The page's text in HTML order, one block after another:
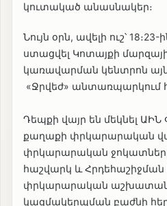
կուտակած անասնակեր։
Նույն օրն, ավելի ուշ՝
ստացվել Կոտայքի
կառավարման կենտրոն
«Ջրվեժ» անտառպարկում
Դեպքի վայր են մեկնել
քաղաքի փրկարարական
փրկարարական
հաշվարկ և Հրդեհաշիջման
փրկարարական
կազմակերպման բաժնի